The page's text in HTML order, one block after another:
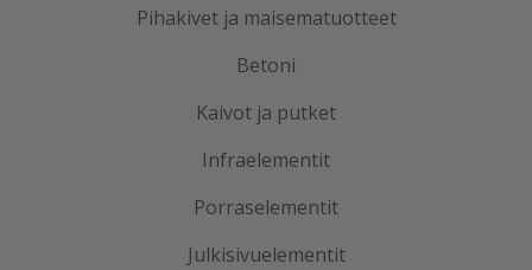
Pihakivet ja maisematuotteet
Betoni
Kaivot ja putket
Infraelementit
Porraselementit
Julkisivuelementit